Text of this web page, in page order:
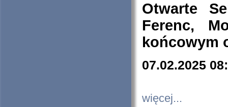
Otwarte
Ferenc,
końcowym
07.02.2025
więcej...